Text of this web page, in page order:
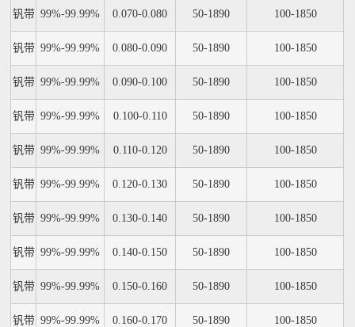
钒带 99%-99.99% 0.070-0.080 50-1890 100-1850
钒带 99%-99.99% 0.080-0.090 50-1890 100-1850
钒带 99%-99.99% 0.090-0.100 50-1890 100-1850
钒带 99%-99.99% 0.100-0.110 50-1890 100-1850
钒带 99%-99.99% 0.110-0.120 50-1890 100-1850
钒带 99%-99.99% 0.120-0.130 50-1890 100-1850
钒带 99%-99.99% 0.130-0.140 50-1890 100-1850
钒带 99%-99.99% 0.140-0.150 50-1890 100-1850
钒带 99%-99.99% 0.150-0.160 50-1890 100-1850
钒带 99%-99.99% 0.160-0.170 50-1890 100-1850